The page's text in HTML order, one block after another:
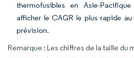
thermofusibles en Asie-
afficher le CAGR le plus rapide
prévision.
Remarque : Les chiffres de la taille du